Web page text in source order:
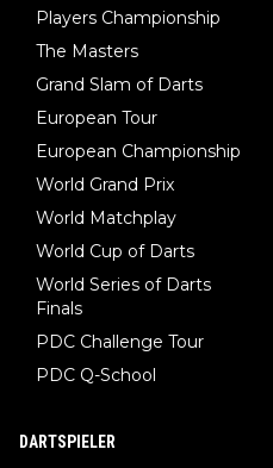
Players Championship
The Masters
Grand Slam of Darts
European Tour
European Championship
World Grand Prix
World Matchplay
World Cup of Darts
World Series of Darts
Finals
PDC Challenge Tour
PDC Q-School
DARTSPIELER